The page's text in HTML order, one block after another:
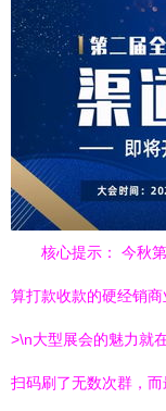
核心提示： 今秋
算打款收款的硬经销
>\n大型展会的魅力就
扫码刷了无数次群，